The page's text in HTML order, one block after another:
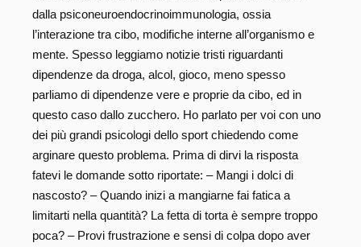
dalla psiconeuroendocrinoimmunologia, ossia
l’interazione tra cibo, modifiche interne all’organismo e
mente. Spesso leggiamo notizie tristi riguardanti
dipendenze da droga, alcol, gioco, meno spesso
parliamo di dipendenze vere e proprie da cibo, ed in
questo caso dallo zucchero. Ho parlato per voi con uno
dei più grandi psicologi dello sport chiedendo come
arginare questo problema. Prima di dirvi la risposta
fatevi le domande sotto riportate: – Mangi i dolci di
nascosto? – Quando inizi a mangiarne fai fatica a
limitarti nella quantità? La fetta di torta è sempre troppo
poca? – Provi frustrazione e sensi di colpa dopo aver